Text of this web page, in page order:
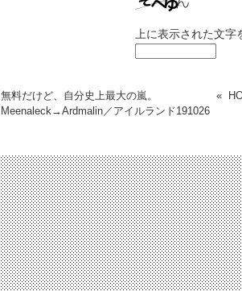
上に表示された文
無料だけど、自分史上最大の嵐。
Meenaleck→Ardmalin／アイルランド191026
«